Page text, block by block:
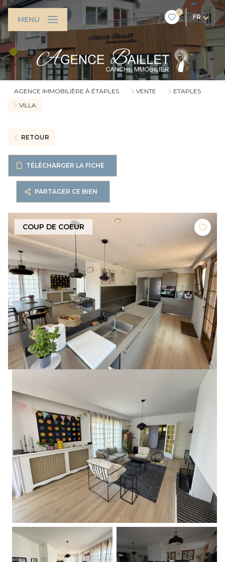
0
FR
MENU
AGENCE IMMOBILIÈRE À ÉTAPLES VENTE
ETAPLES
VILLA
RETOUR
TÉLÉCHARGER LA FICHE
PARTAGER CE BIEN
COUP DE COEUR